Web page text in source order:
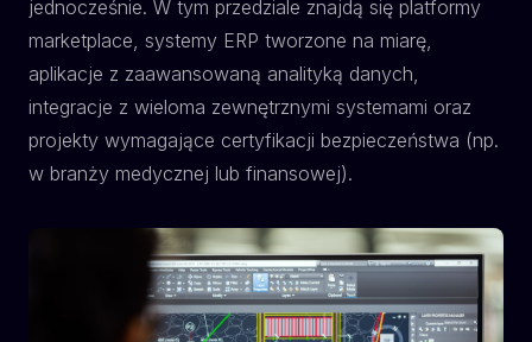
jednocześnie. W tym przedziale znajdą się platformy
marketplace, systemy ERP tworzone na miarę,
aplikacje z zaawansowaną analityką danych,
integracje z wieloma zewnętrznymi systemami oraz
projekty wymagające certyfikacji bezpieczeństwa (np.
w branży medycznej lub finansowej).